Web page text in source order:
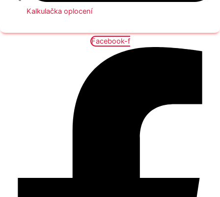
Kalkulačka oplocení
Facebook-f